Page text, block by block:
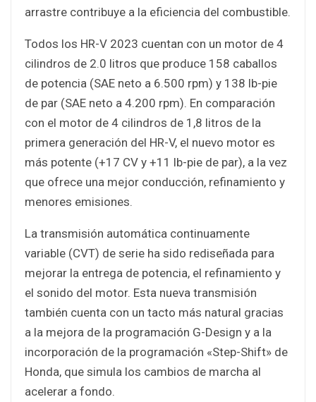
arrastre contribuye a la eficiencia del combustible.
Todos los HR-V 2023 cuentan con un motor de 4
cilindros de 2.0 litros que produce 158 caballos
de potencia (SAE neto a 6.500 rpm) y 138 lb-pie
de par (SAE neto a 4.200 rpm). En comparación
con el motor de 4 cilindros de 1,8 litros de la
primera generación del HR-V, el nuevo motor es
más potente (+17 CV y +11 lb-pie de par), a la vez
que ofrece una mejor conducción, refinamiento y
menores emisiones.
La transmisión automática continuamente
variable (CVT) de serie ha sido rediseñada para
mejorar la entrega de potencia, el refinamiento y
el sonido del motor. Esta nueva transmisión
también cuenta con un tacto más natural gracias
a la mejora de la programación G-Design y a la
incorporación de la programación «Step-Shift» de
Honda, que simula los cambios de marcha al
acelerar a fondo.